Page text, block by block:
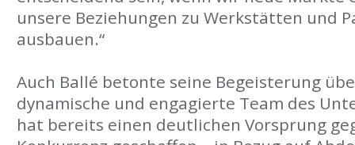
unsere Beziehungen zu Werkstätten und
ausbauen.“
Auch Ballé betonte seine Begeisterung
dynamische und engagierte Team des
hat bereits einen deutlichen Vorsprung